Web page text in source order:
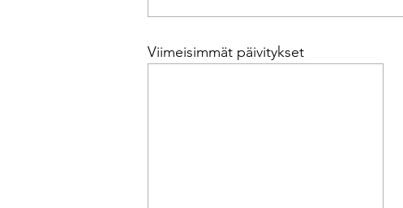
Viimeisimmät päivitykset